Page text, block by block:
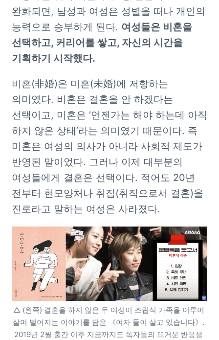
완화되면, 남성과 여성은 성별을 떠나 개인의
능력으로 승부하게 된다. 여성들은 비혼을
선택하고, 커리어를 쌓고, 자신의 시간을
기획하기 시작했다.
비혼(非婚)은 미혼(未婚)에 저항하는
의미였다. 비혼은 결혼을 안 하겠다는
선택이고, 미혼은 ‘언젠가는 해야 하는데 아직
하지 않은 상태’라는 의미였기 때문이다. 즉
미혼은 여성의 의사가 아니라 사회적 제도가
반영된 말이었다. 그러나 이제 대부분의
여성들에게 결혼은 선택이다. 적어도 20년
전부터 현모양처나 취집(취직으로서 결혼)을
진로라고 말하는 여성은 사라졌다.
△ (왼쪽) 결혼을 하지 않은 두 여성이 조립식 가족을 이루어
살며 벌어지는 이야기를 담은 《여자 둘이 살고 있습니다》.
2019년 2월 출간 이후 지금까지도 독자들의 뜨거운 반응을